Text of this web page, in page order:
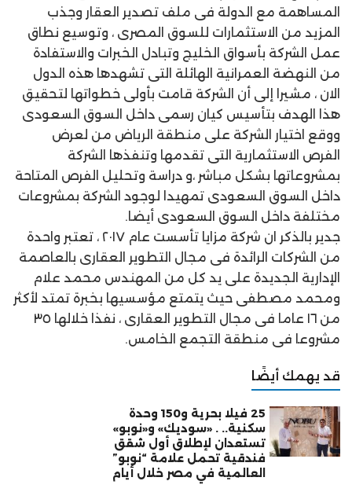
المساهمة مع الدولة فى ملف تصدير العقار وجذب
المزيد من الاستثمارات للسوق المصرى ، وتوسيع نطاق
عمل الشركة بأسواق الخليج وتبادل الخبرات والاستفادة
من النهضة العمرانية الهائلة التى تشهدها هذه الدول
الان ، مشيرا إلى أن الشركة قامت بأولى خطواتها لتحقيق
هذا الهدف بتأسيس كيان رسمى داخل السوق السعودى
ووقع اختيار الشركة على منطقة الرياض من لعرض
الفرص الاستثمارية التى تقدمها وتنفذها الشركة
بمشروعاتها بشكل مباشر ،و دراسة وتحليل الفرص المتاحة
داخل السوق السعودى تمهيدا لوجود الشركة بمشروعات
مختلفة داخل السوق السعودى أيضا.
جدير بالذكر ان شركة مزايا تأسست عام ٢٠١٧ ، تعتبر واحدة
من الشركات الرائدة فى مجال التطوير العقارى بالعاصمة
الإدارية الجديدة على يد كل من المهندس محمد علام
ومحمد مصطفى حيث يتمتع مؤسسيها بخبرة تمتد لأكثر
من ١٦ عاما فى مجال التطوير العقارى ، نفذا خلالها ٣٥
مشروعا فى منطقة التجمع الخامس.
قد يهمك أيضًا
25 فيلا بحرية و150 وحدة
سكنية.. . «سوديك» و«نوبو»
تستعدان لإطلاق أول شقق
فندقية تحمل علامة “نوبو”
العالمية في مصر خلال أيام